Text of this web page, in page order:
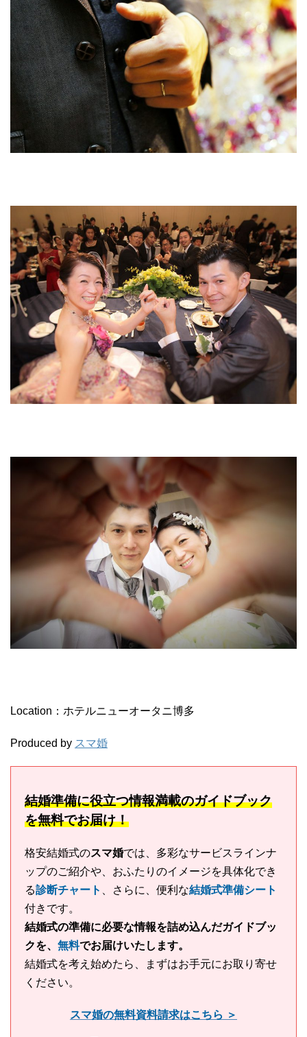
Location：ホテルニューオータニ博多
Produced by スマ婚
結婚準備に役立つ情報満載のガイドブック
を無料でお届け！
格安結婚式のスマ婚では、多彩なサービスラインナ
ップのご紹介や、おふたりのイメージを具体化でき
る診断チャート 、さらに、便利な結婚式準備シート
付きです。
結婚式の準備に必要な情報を詰め込んだガイドブッ
クを、 無料でお届けいたします。
結婚式を考え始めたら、まずはお手元にお取り寄せ
ください。
スマ婚の無料資料請求はこちら ＞